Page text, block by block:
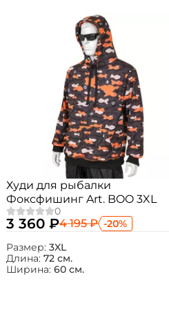
Худи для рыбалки
Фоксфишинг Art. BOO 3XL
3 360 ₽4 195 ₽ -20%
Размер: 3XL
Длина: 72 см.
Ширина: 60 см.